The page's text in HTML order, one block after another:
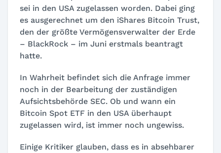
sei in den USA zugelassen worden. Dabei ging
es ausgerechnet um den iShares Bitcoin Trust,
den der größte Vermögensverwalter der Erde
– BlackRock – im Juni erstmals beantragt
hatte.
In Wahrheit befindet sich die Anfrage immer
noch in der Bearbeitung der zuständigen
Aufsichtsbehörde SEC. Ob und wann ein
Bitcoin Spot ETF in den USA überhaupt
zugelassen wird, ist immer noch ungewiss.
Einige Kritiker glauben, dass es in absehbarer